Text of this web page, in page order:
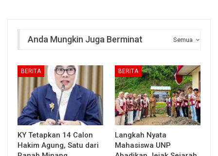
Semua
Anda Mungkin Juga Berminat
BERITA
KY Tetapkan 14 Calon
Hakim Agung, Satu dari
BERITA
Langkah Nyata
Mahasiswa UNP